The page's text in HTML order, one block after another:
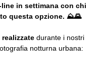
line in settimana con chi
questa opzione. ⛰🌄
durante i nostri
notturna urbana: